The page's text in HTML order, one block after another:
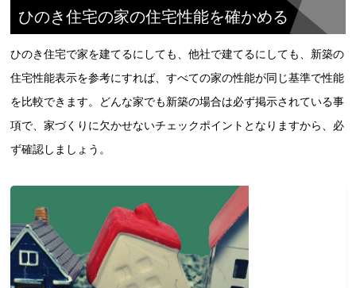
ひのき住宅の家の住宅性能を確かめる
ひのき住宅で家を建てるにしても、他社で建てるにしても、新築の
住宅性能表示を参考にすれば、すべての家の性能が同じ基準で性能
を比較できます。どんな家でも新築の場合は必ず掲示されている事
項で、家づくりに欠かせないチェックポイントとなりますから、必
ず確認しましょう。